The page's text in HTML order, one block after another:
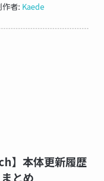
者: Kaede
】本体更新履歴
とめ